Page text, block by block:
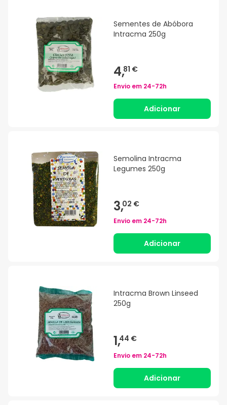
Sementes de Abóbora
Intracma 250g
4,81 €
Envio em 24-72h
Adicionar
Semolina Intracma
Legumes 250g
3,02 €
Envio em 24-72h
Adicionar
Intracma Brown Linseed
250g
1,44 €
Envio em 24-72h
Adicionar